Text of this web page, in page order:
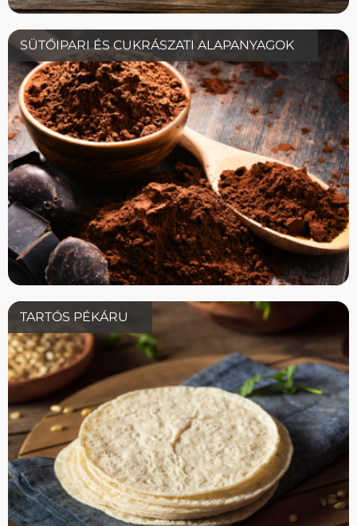
SÜTŐIPARI ÉS CUKRÁSZATI ALAPANYAGOK
TARTÓS PÉKÁRU